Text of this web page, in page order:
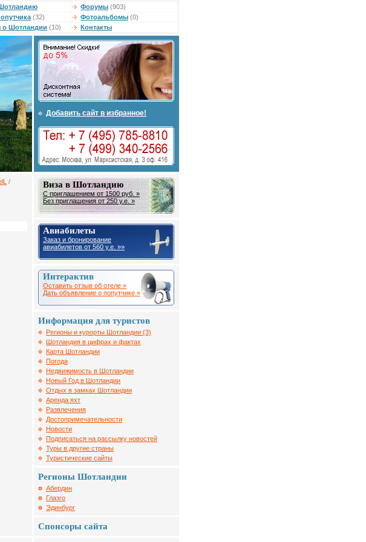
Форумы (903)
(32) Фотоальбомы (0)
о Шотландии (10) Контакты
Добавить сайт в избранное!
/
Виза в Шотландию
С приглашением от 1500 руб. »
Без приглашения от 250 у.е. »
Авиабилеты
Заказ и бронирование
авиабилетов от 560 у.е. »»
Интерактив
Оставить отзыв об отеле »
Дать объявление о попутчике »
Информация для туристов
Регионы и курорты Шотландии (3)
Шотландия в цифрах и фактах
Карта Шотландии
Погода
Недвижимость в Шотландии
Новый Год в Шотландии
Отдых в замках Шотландии
Аренда яхт
Развлечения
Достопримечательности
Новости
Подписаться на рассылку новостей
Туры в другие страны
Туристические сайты
Регионы Шотландии
Абердин
Глазго
Эдинбург
Спонсоры сайта